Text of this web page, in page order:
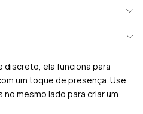
discreto, ela funciona para
um toque de presença. Use
no mesmo lado para criar um